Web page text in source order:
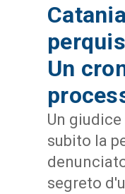
Un
Un
subito la
segreto